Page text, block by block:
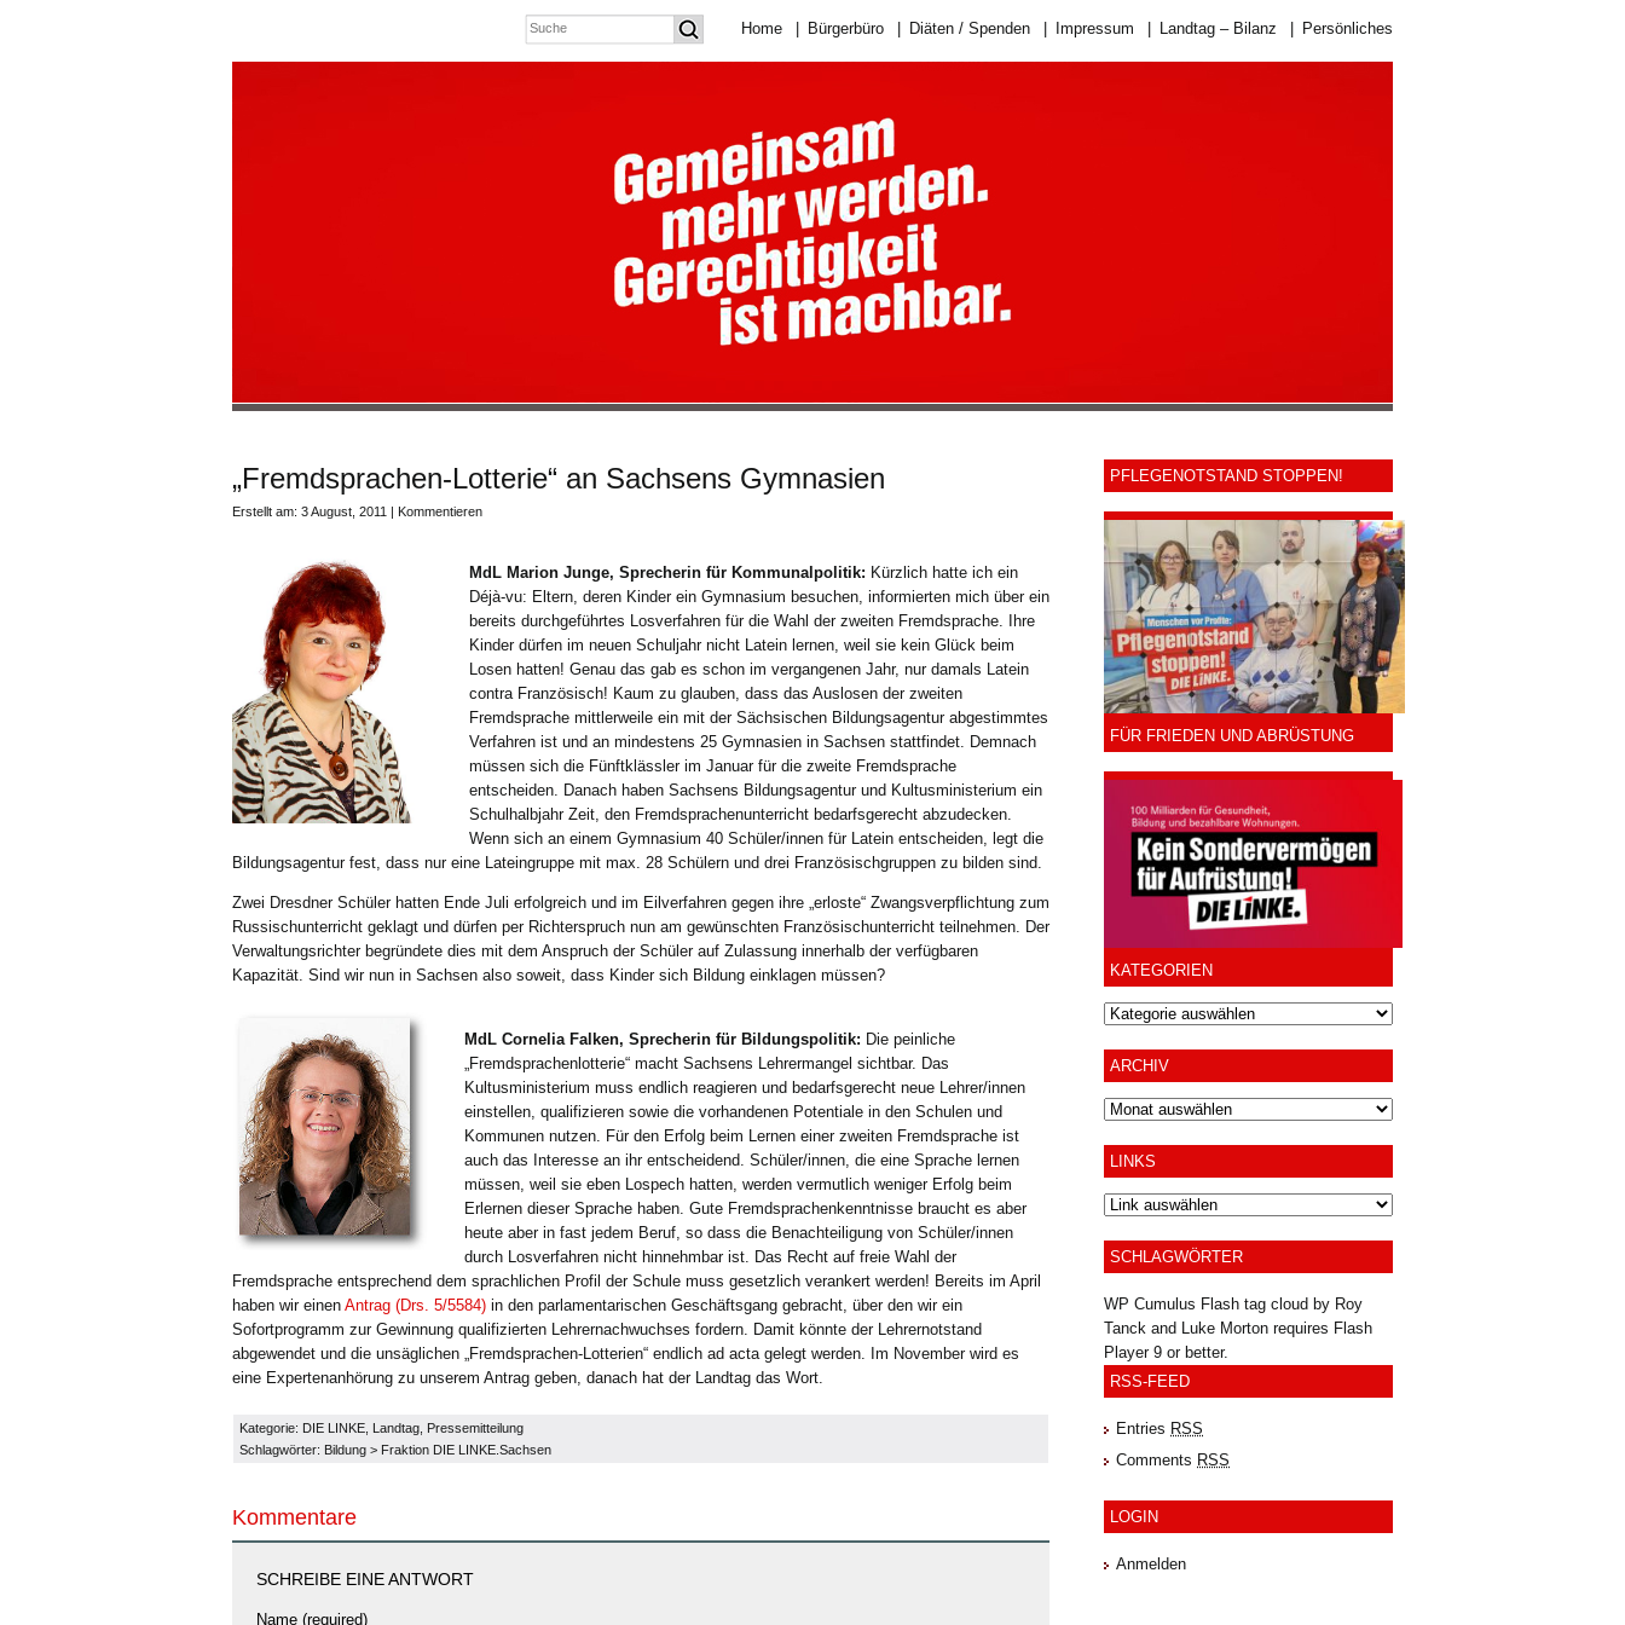
Home Bürgerbüro Diäten / Spenden Impressum Landtag – Bilanz Persönliches
„Fremdsprachen-Lotterie“ an Sachsens Gymnasien
Erstellt am: 3 August, 2011 | Kommentieren
MdL Marion Junge, Sprecherin für Kommunalpolitik: Kürzlich hatte ich ein
Déjà-vu: Eltern, deren Kinder ein Gymnasium besuchen, informierten mich über ein
bereits durchgeführtes Losverfahren für die Wahl der zweiten Fremdsprache. Ihre
Kinder dürfen im neuen Schuljahr nicht Latein lernen, weil sie kein Glück beim
Losen hatten! Genau das gab es schon im vergangenen Jahr, nur damals Latein
contra Französisch! Kaum zu glauben, dass das Auslosen der zweiten
Fremdsprache mittlerweile ein mit der Sächsischen Bildungsagentur abgestimmtes
Verfahren ist und an mindestens 25 Gymnasien in Sachsen stattfindet. Demnach
müssen sich die Fünftklässler im Januar für die zweite Fremdsprache
entscheiden. Danach haben Sachsens Bildungsagentur und Kultusministerium ein
Schulhalbjahr Zeit, den Fremdsprachenunterricht bedarfsgerecht abzudecken.
Wenn sich an einem Gymnasium 40 Schüler/innen für Latein entscheiden, legt die
Bildungsagentur fest, dass nur eine Lateingruppe mit max. 28 Schülern und drei Französischgruppen zu bilden sind.
Zwei Dresdner Schüler hatten Ende Juli erfolgreich und im Eilverfahren gegen ihre „erloste“ Zwangsverpflichtung zum
Russischunterricht geklagt und dürfen per Richterspruch nun am gewünschten Französischunterricht teilnehmen. Der
Verwaltungsrichter begründete dies mit dem Anspruch der Schüler auf Zulassung innerhalb der verfügbaren
Kapazität. Sind wir nun in Sachsen also soweit, dass Kinder sich Bildung einklagen müssen?
MdL Cornelia Falken, Sprecherin für Bildungspolitik: Die peinliche
„Fremdsprachenlotterie“ macht Sachsens Lehrermangel sichtbar. Das
Kultusministerium muss endlich reagieren und bedarfsgerecht neue Lehrer/innen
einstellen, qualifizieren sowie die vorhandenen Potentiale in den Schulen und
Kommunen nutzen. Für den Erfolg beim Lernen einer zweiten Fremdsprache ist
auch das Interesse an ihr entscheidend. Schüler/innen, die eine Sprache lernen
müssen, weil sie eben Lospech hatten, werden vermutlich weniger Erfolg beim
Erlernen dieser Sprache haben. Gute Fremdsprachenkenntnisse braucht es aber
heute aber in fast jedem Beruf, so dass die Benachteiligung von Schüler/innen
durch Losverfahren nicht hinnehmbar ist. Das Recht auf freie Wahl der
Fremdsprache entsprechend dem sprachlichen Profil der Schule muss gesetzlich verankert werden! Bereits im April
haben wir einen Antrag (Drs. 5/5584) in den parlamentarischen Geschäftsgang gebracht, über den wir ein
Sofortprogramm zur Gewinnung qualifizierten Lehrernachwuchses fordern. Damit könnte der Lehrernotstand
abgewendet und die unsäglichen „Fremdsprachen-Lotterien“ endlich ad acta gelegt werden. Im November wird es
eine Expertenanhörung zu unserem Antrag geben, danach hat der Landtag das Wort.
Kategorie: DIE LINKE Landtag Pressemitteilung
Schlagwörter: Bildung > Fraktion DIE LINKE.Sachsen
Kommentare
SCHREIBE EINE ANTWORT
Name (required)
PFLEGENOTSTAND STOPPEN!
FÜR FRIEDEN UND ABRÜSTUNG
KATEGORIEN
ARCHIV
Archiv
LINKS
SCHLAGWÖRTER
WP Cumulus Flash tag cloud by Roy
Tanck and Luke Morton requires Flash
Player9 or better.
RSS-FEED
Entries RSS
Comments RSS
LOGIN
Anmelden